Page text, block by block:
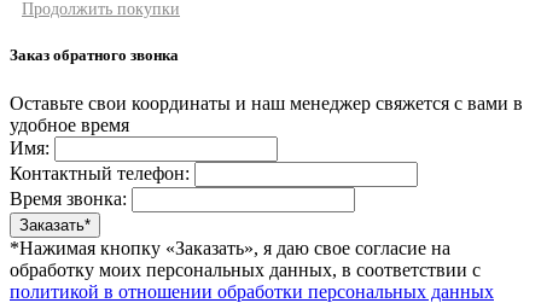
Продолжить покупки
Заказ обратного звонка
Оставьте свои координаты и наш менеджер свяжется с вами в
удобное время
Имя:
Контактный телефон:
Время звонка:
*Нажимая кнопку «Заказать», я даю свое согласие на
обработку моих персональных данных, в соответствии с
политикой в отношении обработки персональных данных